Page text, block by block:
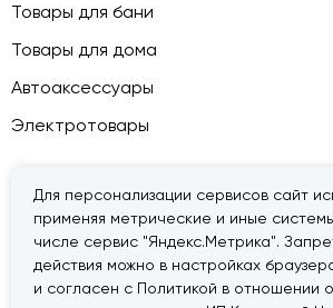
Для персонализации сервисов сайт
применяя метрические и иные
числе сервис "Яндекс.Метрика".
действия можно в настройках
и согласен с Политикой в отношении
Товары для бани
Товары для дома
Автоаксессуары
Электротовары
© 2026 — «Дачник».Правовая